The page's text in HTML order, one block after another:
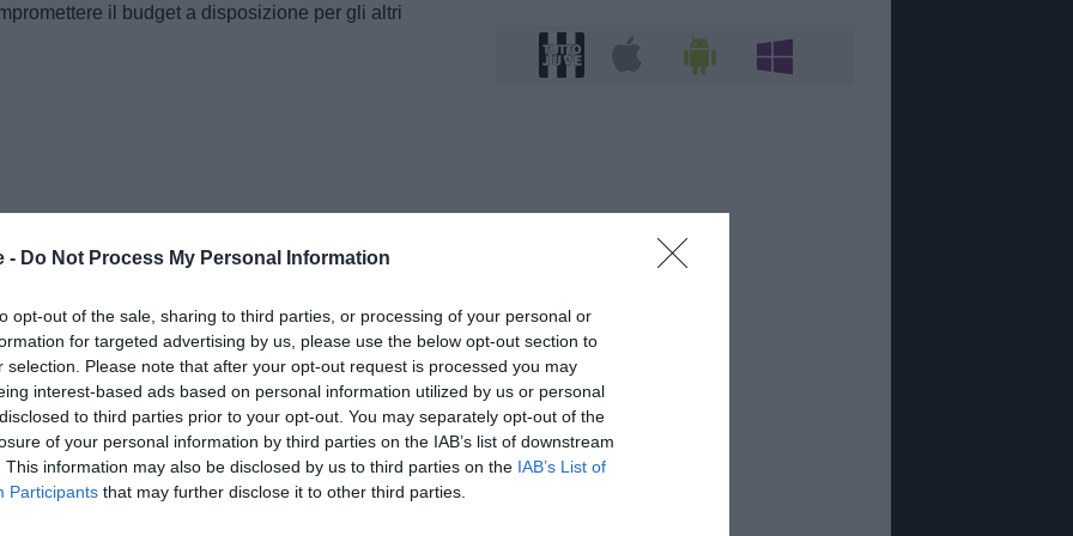
- Do Not Process My Personal Information
opt-out of the sale, sharing to third parties, or processing of your personal or
for targeted advertising by us, please use the below opt-out section to
selection. Please note that after your opt-out request is processed you may
interest-based ads based on personal information utilized by us or personal
to third parties prior to your opt-out. You may separately opt-out of the
of your personal information by third parties on the IAB’s list of downstream
This information may also be disclosed by us to third parties on the IAB’s List of
Participants that may further disclose it to other third parties.
il budget a disposizione per gli altri
del tutto, ma al momento le distanze tra
Senza un abbassamento delle pretese
immaginare una riapertura concreta della